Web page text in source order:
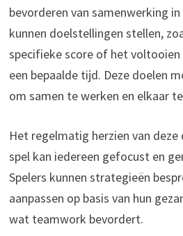
bevorderen van samenwerking
kunnen doelstellingen stellen,
specifieke score of het voltooien
een bepaalde tijd. Deze doelen
om samen te werken en elkaar
Het regelmatig herzien van
spel kan iedereen gefocust en
Spelers kunnen strategieën
aanpassen op basis van hun
wat teamwork bevordert.